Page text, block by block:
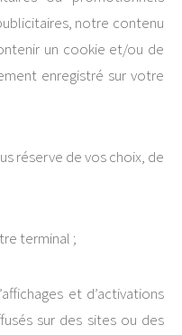
notre contenu
un cookie et/ou de
enregistré sur votre
réserve de vos choix, de
terminal ;
et d’activations
sur des sites ou des